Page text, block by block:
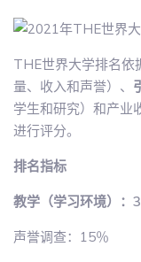
THE世界大学排名依
量、收入和声誉）、
学生和研究）和产业
进行评分。
排名指标
教学（学习环境）：
声誉调查：15％